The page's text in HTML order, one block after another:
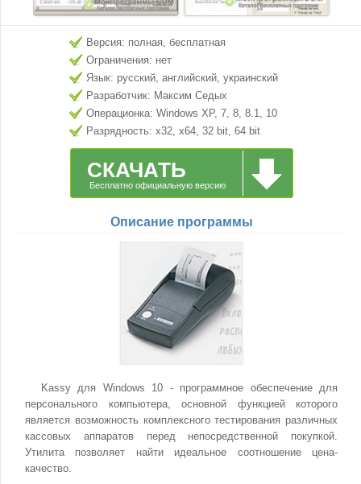
Версия: полная, бесплатная
Ограничения: нет
Язык: русский, английский, украинский
Разработчик: Максим Седых
Операционка: Windows XP, 7, 8, 8.1, 10
Разрядность: x32, x64, 32 bit, 64 bit
СКАЧАТЬ
Бесплатно официальную версию
Описание программы
Kassy для Windows 10 - программное обеспечение для
персонального компьютера, основной функцией которого
является возможность комплексного тестирования различных
кассовых аппаратов перед непосредственной покупкой.
Утилита позволяет найти идеальное соотношение цена-
качество.